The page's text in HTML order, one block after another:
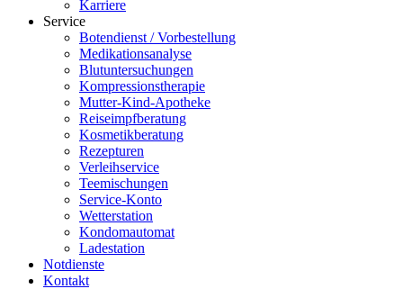
Karriere
Service
Botendienst / Vorbestellung
Medikationsanalyse
Blutuntersuchungen
Kompressionstherapie
Mutter-Kind-Apotheke
Reiseimpfberatung
Kosmetikberatung
Rezepturen
Verleihservice
Teemischungen
Service-Konto
Wetterstation
Kondomautomat
Ladestation
Notdienste
Kontakt